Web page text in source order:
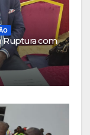
Ruptura com